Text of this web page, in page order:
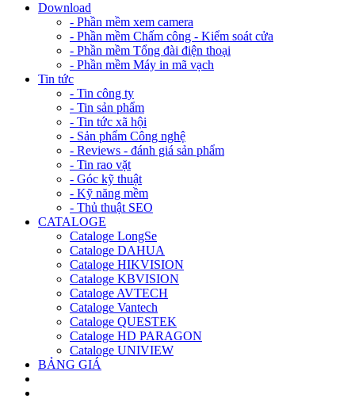
Download
- Phần mềm xem camera
- Phần mềm Chấm công - Kiểm soát cửa
- Phần mềm Tổng đài điện thoại
- Phần mềm Máy in mã vạch
Tin tức
- Tin công ty
- Tin sản phẩm
- Tin tức xã hội
- Sản phẩm Công nghệ
- Reviews - đánh giá sản phẩm
- Tin rao vặt
- Góc kỹ thuật
- Kỹ năng mềm
- Thủ thuật SEO
CATALOGE
Cataloge LongSe
Cataloge DAHUA
Cataloge HIKVISION
Cataloge KBVISION
Cataloge AVTECH
Cataloge Vantech
Cataloge QUESTEK
Cataloge HD PARAGON
Cataloge UNIVIEW
BẢNG GIÁ